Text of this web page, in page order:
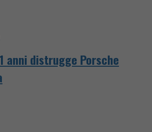
anni distrugge Porsche